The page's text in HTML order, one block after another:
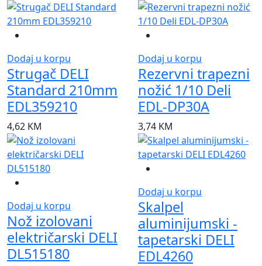
Dodaj u korpu
Strugač DELI
Standard 210mm
EDL359210
4,62 KM
Dodaj u korpu
Rezervni trapezni
nožić 1/10 Deli
EDL-DP30A
3,74 KM
Dodaj u korpu
Nož izolovani
električarski DELI
DL515180
Dodaj u korpu
Skalpel
aluminijumski -
tapetarski DELI
EDL4260